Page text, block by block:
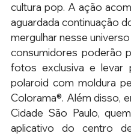
cultura pop. A ação
aguardada continuação
mergulhar nesse
consumidores poderão
fotos exclusiva e levar
polaroid com moldura
Colorama®. Além disso,
Cidade São Paulo,
aplicativo do centro